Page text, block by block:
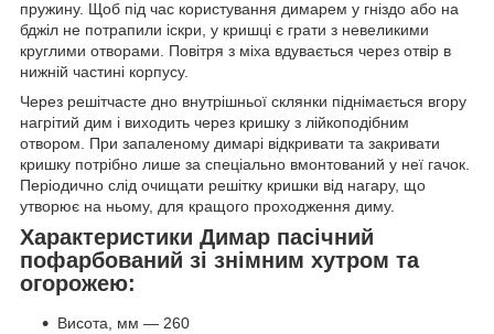
пружину. Щоб під час користування димарем у гніздо або на
бджіл не потрапили іскри, у кришці є грати з невеликими
круглими отворами. Повітря з міха вдувається через отвір в
нижній частині корпусу.
Через решітчасте дно внутрішньої склянки піднімається вгору
нагрітий дим і виходить через кришку з лійкоподібним
отвором. При запаленому димарі відкривати та закривати
кришку потрібно лише за спеціально вмонтований у неї гачок.
Періодично слід очищати решітку кришки від нагару, що
утворює на ньому, для кращого проходження диму.
Характеристики Димар пасічний
пофарбований зі знімним хутром та
огорожею:
Висота, мм — 260